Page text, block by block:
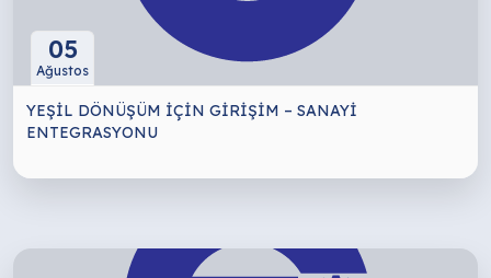
05
Ağustos
YEŞİL DÖNÜŞÜM İÇİN GİRİŞİM – SANAYİ
ENTEGRASYONU